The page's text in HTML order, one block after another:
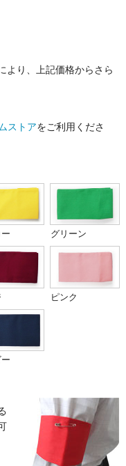
より、上記価格からさら
ストアをご利用くださ
グリーン
ピンク